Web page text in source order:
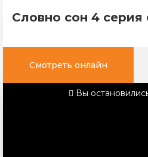
Словно сон 4 серия
Смотреть онлайн
Вы